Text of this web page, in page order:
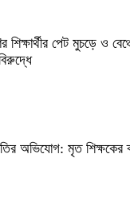
পেট মুচড়ে ও
অভিযোগ: মৃত শিক্ষকের